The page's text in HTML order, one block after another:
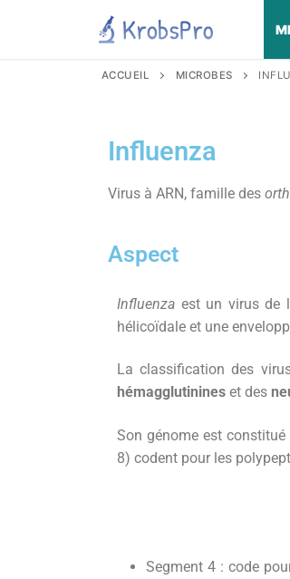
ACCUEIL MICROBES
Influenza
Virus à ARN, famille des
Aspect
Influenza est un virus
hélicoïdale et une
La classification des
hémagglutinines et des
Son génome est
8) codent pour les
Segment 4 : code